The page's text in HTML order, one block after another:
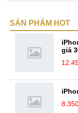
hiểu biết mới mẻ và thú
SẢN PHẨM HOT
giá